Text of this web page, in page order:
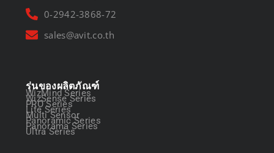
0-2942-3868-72
sales@avit.co.th
รุ่นของผลิตภัณฑ์
WizMind Series
WizSense Series
PRO Series
Lite Series
Multi Sensor
Panoramic Series
Panorama Series
Ultra Series